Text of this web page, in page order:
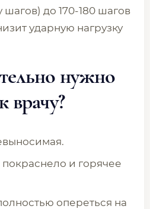
шагов) до 170-180 шагов
ударную нагрузку
нужно
врачу?
покраснело и горячее
опереться на